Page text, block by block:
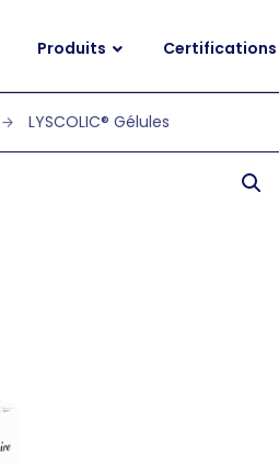
Produits Certifications
LYSCOLIC® Gélules